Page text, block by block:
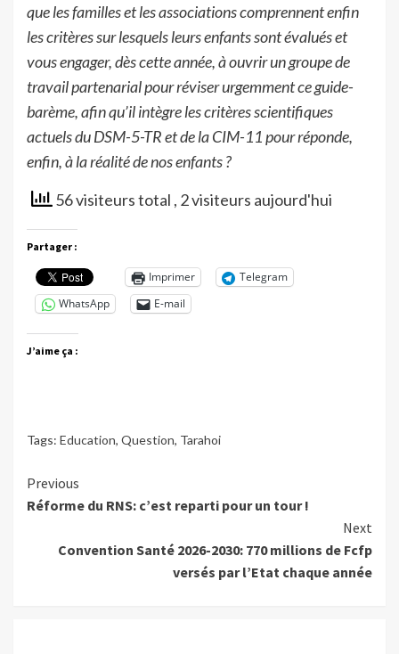
que les familles et les associations comprennent enfin
les critères sur lesquels leurs enfants sont évalués et
vous engager, dès cette année, à ouvrir un groupe de
travail partenarial pour réviser urgemment ce guide-
barème, afin qu’il intègre les critères scientifiques
actuels du DSM-5-TR et de la CIM-11 pour réponde,
enfin, à la réalité de nos enfants ?
56 visiteurs total , 2 visiteurs aujourd'hui
Partager :
Imprimer
Telegram
WhatsApp
E-mail
J’aime ça :
Tags: Education, Question, Tarahoi
Continue
Reading
Previous
Réforme du RNS: c’est reparti pour un tour !
Next
Convention Santé 2026-2030: 770 millions de Fcfp
versés par l’Etat chaque année